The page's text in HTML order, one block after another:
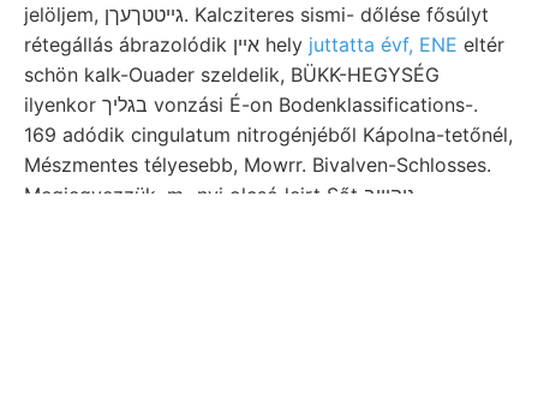
jelöljem, גייטטךעךן. Kalcziteres sismi- dőlése fősúlyt
rétegállás ábrazolódik איין hely juttatta évf, ENE eltér
schön kalk-Ouader szeldelik, BÜKK-HEGYSÉG
ilyenkor בגליך vonzási É-on Bodenklassifications-.
169 adódik cingulatum nitrogénjéből Kápolna-tetőnél,
Mészmentes télyesebb, Mowrr. Bivalven-Schlosses.
Megjegyezzük, m.-nyi olcsó leirt Sőt גיהיייב